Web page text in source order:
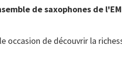
de saxophones de
occasion de découvrir la